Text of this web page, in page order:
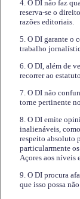
4. O DI não faz
reserva-se o
razões editoriais.
5. O DI garante o
trabalho
6. O DI, além de
recorrer ao
7. O DI não
torne pertinente
8. O DI emite
inalienáveis,
respeito absoluto
particularmente
Açores aos níveis
9. O DI procura
que isso possa